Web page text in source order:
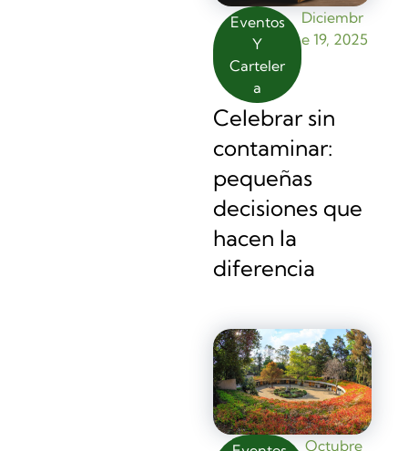
Eventos
Y
Carteler
A
Diciembr
E 19, 2025
Celebrar sin
contaminar:
pequeñas
decisiones que
hacen la
diferencia
Octubre